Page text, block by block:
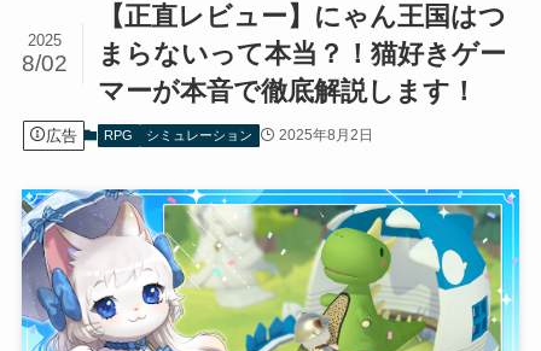
【正直レビュー】にゃん王国はつ
まらないって本当？！猫好きゲー
マーが本音で徹底解説します！
2025
8/02
広告 RPG シミュレーション 2025年8月2日